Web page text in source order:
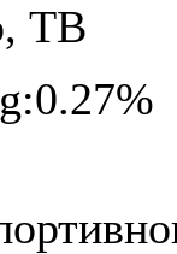
ТВ